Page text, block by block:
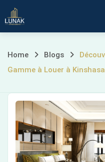
Skip
to
Découvrez
Haut
de
Home Blogs
Gamme à Louer à